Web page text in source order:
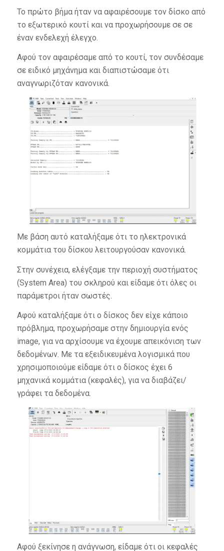
Το πρώτο βήμα ήταν να αφαιρέσουμε τον δίσκο από
το εξωτερικό κουτί και να προχωρήσουμε σε σε
έναν ενδελεχή έλεγχο.
Αφού τον αφαιρέσαμε από το κουτί, τον συνδέσαμε
σε ειδικό μηχάνημα και διαπιστώσαμε ότι
αναγνωριζόταν κανονικά.
Με βάση αυτό καταλήξαμε ότι το ηλεκτρονικά
κομμάτια του δίσκου λειτουργούσαν κανονικά.
Στην συνέχεια, ελέγξαμε την περιοχή συστήματος
(System Area) του σκληρού και είδαμε ότι όλες οι
παράμετροι ήταν σωστές.
Αφού καταλήξαμε ότι ο δίσκος δεν είχε κάποιο
πρόβλημα, προχωρήσαμε στην δημιουργία ενός
image, για να αρχίσουμε να έχουμε απεικόνιση των
δεδομένων. Με τα εξειδικευμένα λογισμικά που
χρησιμοποιούμε είδαμε ότι ο δίσκος έχει 6
μηχανικά κομμάτια (κεφαλές), για να διαβάζει/
γράφει τα δεδομένα.
Αφού ξεκίνησε η ανάγνωση, είδαμε ότι οι κεφαλές